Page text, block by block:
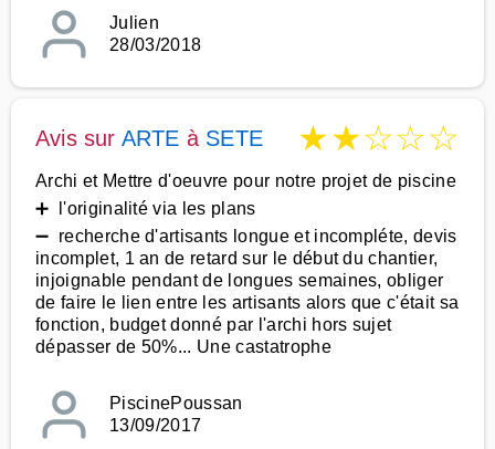
Julien
28/03/2018
Avis sur ARTE à SETE ★★☆☆☆
Archi et Mettre d'oeuvre pour notre projet de piscine
➕ l'originalité via les plans
➖ recherche d'artisants longue et incompléte, devis
incomplet, 1 an de retard sur le début du chantier,
injoignable pendant de longues semaines, obliger
de faire le lien entre les artisants alors que c'était sa
fonction, budget donné par l'archi hors sujet
dépasser de 50%... Une castatrophe
PiscinePoussan
13/09/2017